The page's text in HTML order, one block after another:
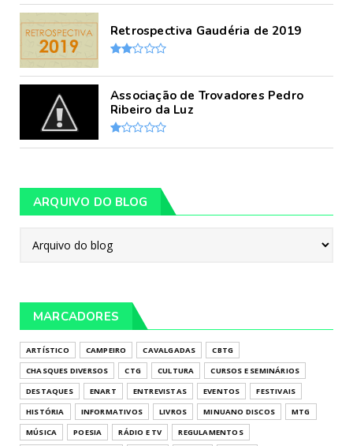
Retrospectiva Gaudéria de 2019
Associação de Trovadores Pedro
Ribeiro da Luz
ARQUIVO DO BLOG
MARCADORES
ARTÍSTICO CAMPEIRO CAVALGADAS
CBTG
CHASQUES DIVERSOS
CTG CULTURA
CURSOS E SEMINÁRIOS
DESTAQUES
ENART ENTREVISTAS EVENTOS
FESTIVAIS
HISTÓRIA
INFORMATIVOS LIVROS MINUANO DISCOS
MTG
MÚSICA
POESIA RÁDIO E TV
REGULAMENTOS